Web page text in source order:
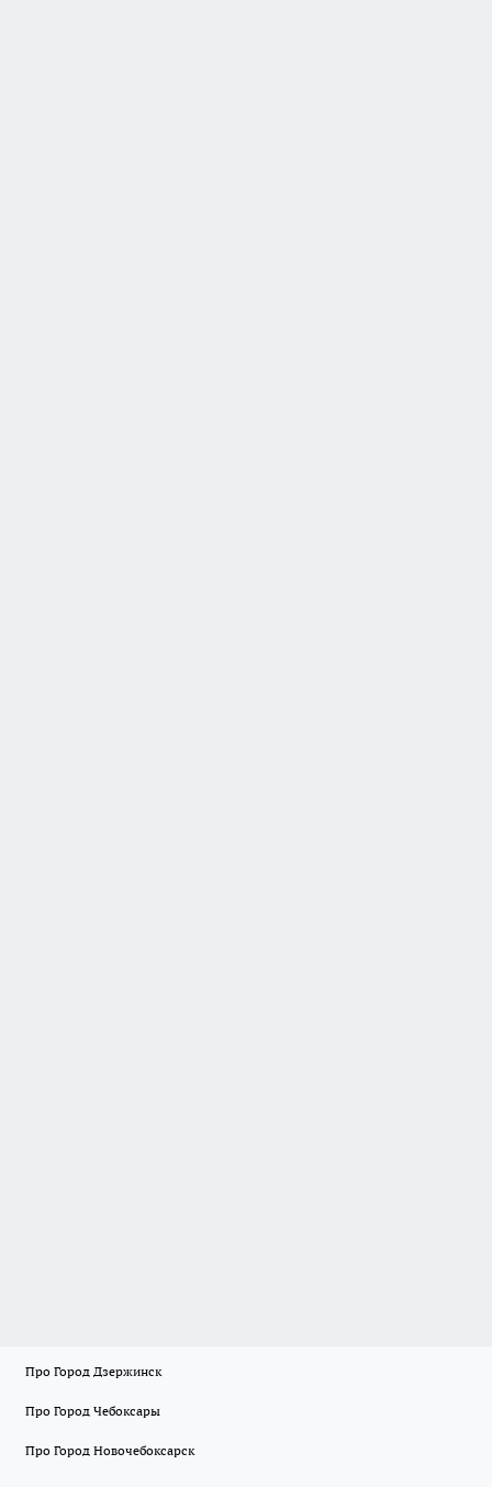
Про Город Дзержинск
Про Город Чебоксары
Про Город Новочебоксарск